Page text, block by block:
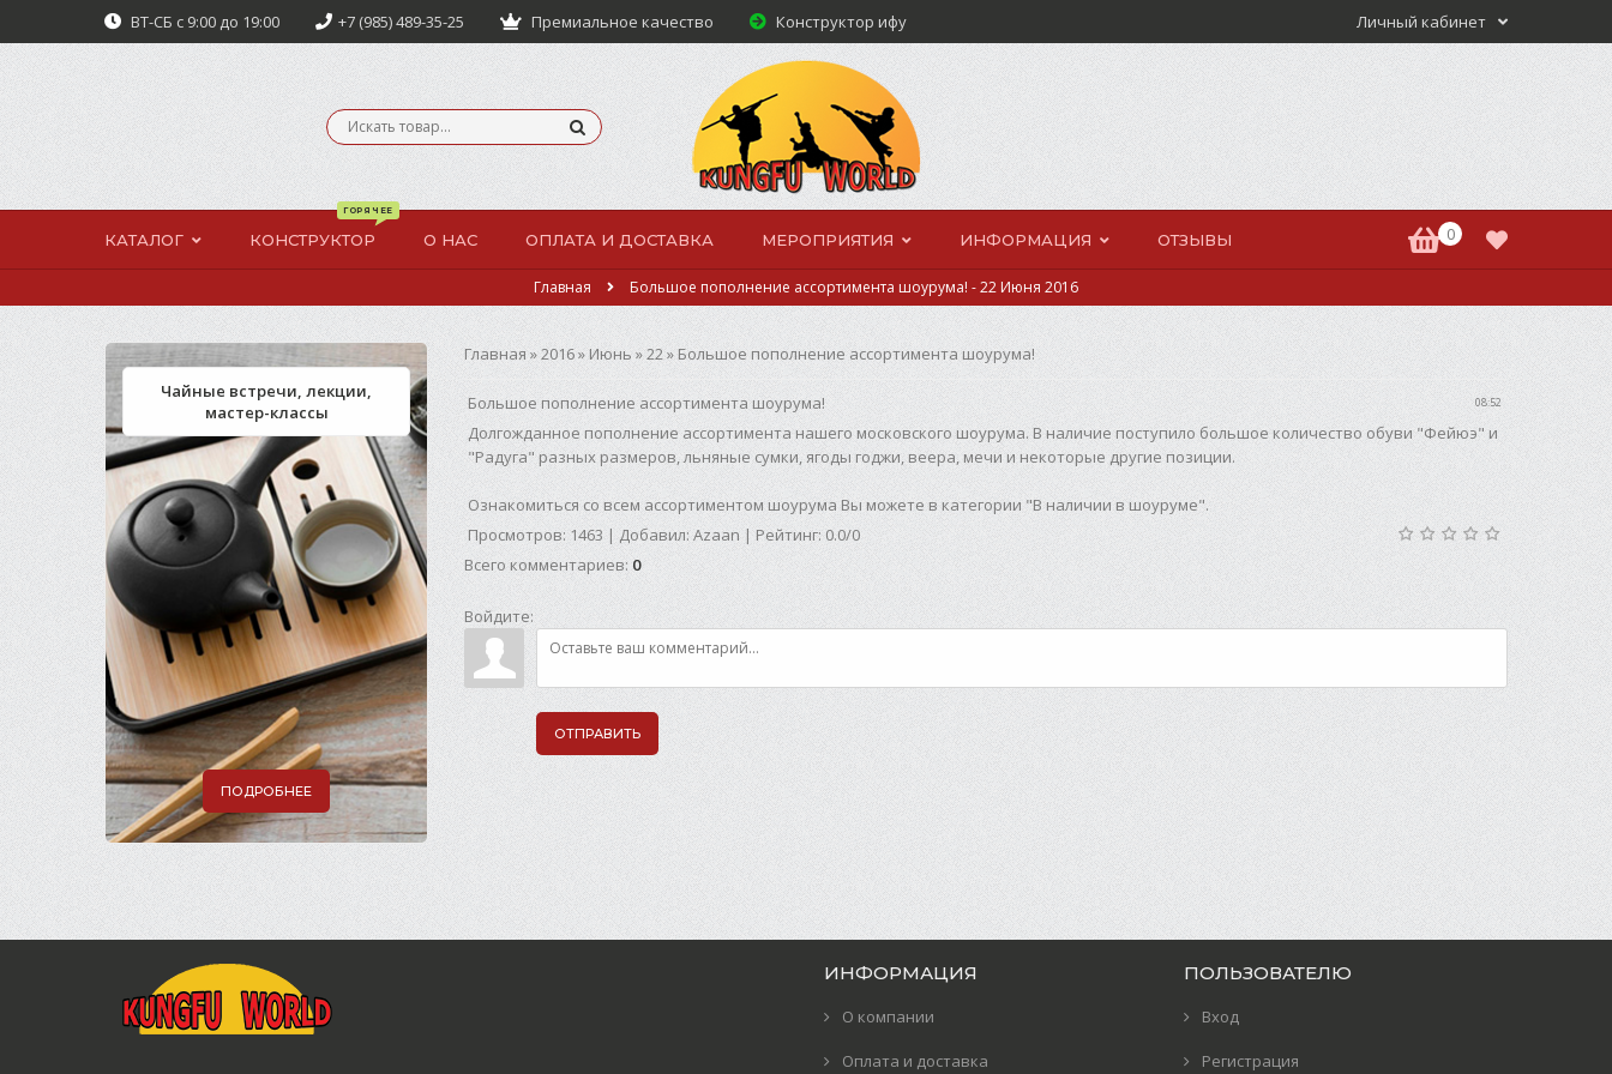
Личный кабинет
ВТ-СБ с 9:00 до 19:00 +7 (985) 489-35-25 Премиальное качество Конструктор ифу
КАТАЛОГ КОНСТРУКТОР О НАС ОПЛАТА И ДОСТАВКА МЕРОПРИЯТИЯ ИНФОРМАЦИЯ ОТЗЫВЫ 0
Главная Большое пополнение ассортимента шоурума! - 22 Июня 2016
Главная »2016»Июнь »22» Большое пополнение ассортимента шоурума!
08:52
Большое пополнение ассортимента шоурума!
Долгожданное пополнение ассортимента нашего московского шоурума. В наличие поступило большое количество обуви "Фейюэ" и
"Радуга" разных размеров,льняные сумки, ягоды годжи, веера, мечи и некоторые другие позиции.
Ознакомиться со всем ассортиментом шоурума Вы можете в категории "В наличии в шоуруме".
Просмотров: 1463 | Добавил: Azaan |Рейтинг: 0.0/0
Всего комментариев: 0
Войдите:
ОТПРАВИТЬ
Чайные встречи, лекции,
мастер-классы
ПОДРОБНЕЕ
ИНФОРМАЦИЯ
О компании
Оплата и доставка
ПОЛЬЗОВАТЕЛЮ
Вход
Регистрация